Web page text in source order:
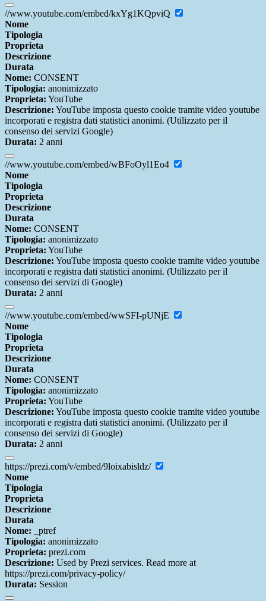
//www.youtube.com/embed/kxYg1KQpviQ
Nome
Tipologia
Proprieta
Descrizione
Durata
Nome: CONSENT
Tipologia: anonimizzato
Proprieta: YouTube
Descrizione: YouTube imposta questo cookie tramite video youtube
incorporati e registra dati statistici anonimi. (Utilizzato per il
consenso dei servizi Google)
Durata: 2 anni
//www.youtube.com/embed/wBFoOyl1Eo4
Nome
Tipologia
Proprieta
Descrizione
Durata
Nome: CONSENT
Tipologia: anonimizzato
Proprieta: YouTube
Descrizione: YouTube imposta questo cookie tramite video youtube
incorporati e registra dati statistici anonimi. (Utilizzato per il
consenso dei servizi di Google)
Durata: 2 anni
//www.youtube.com/embed/wwSFI-pUNjE
Nome
Tipologia
Proprieta
Descrizione
Durata
Nome: CONSENT
Tipologia: anonimizzato
Proprieta: YouTube
Descrizione: YouTube imposta questo cookie tramite video youtube
incorporati e registra dati statistici anonimi. (Utilizzato per il
consenso dei servizi di Google)
Durata: 2 anni
https://prezi.com/v/embed/9loixabisldz/
Nome
Tipologia
Proprieta
Descrizione
Durata
Nome: _ptref
Tipologia: anonimizzato
Proprieta: prezi.com
Descrizione: Used by Prezi services. Read more at
https://prezi.com/privacy-policy/
Durata: Session